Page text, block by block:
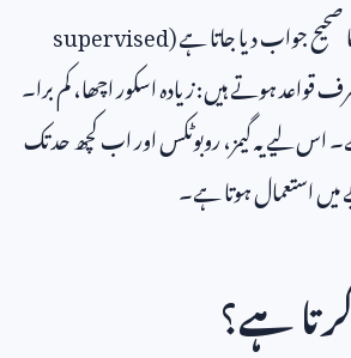
جواب دیا جاتا ہے (supervised
قواعد ہوتے ہیں: زیادہ اسکور اچھا، کم برا۔
اس لیے یہ گیمز، روبوٹکس اور اب کچھ حد تک
استعمال ہوتا ہے۔
ہے؟